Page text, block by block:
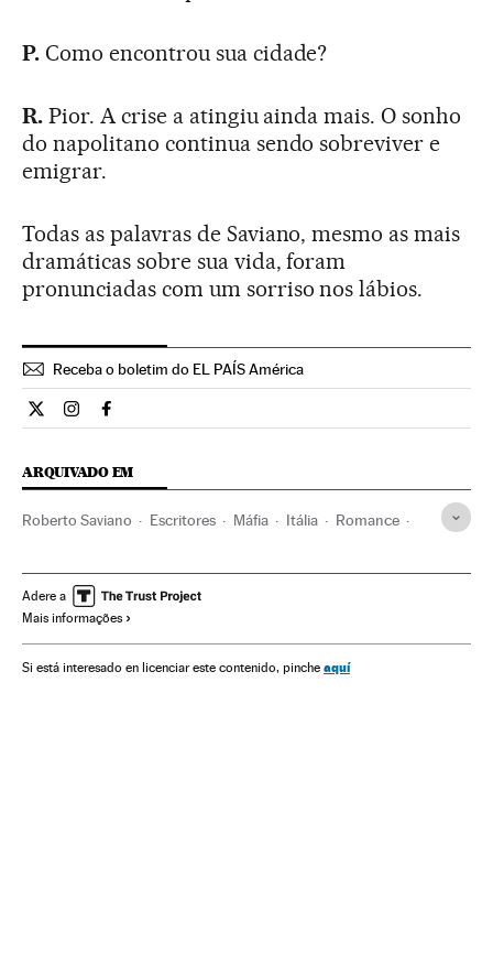
P. Como encontrou sua cidade?
R.Pior. A crise a atingiu ainda mais. O sonho
do napolitano continua sendo sobreviver e
emigrar.
Todas as palavras de Saviano, mesmo as mais
dramáticas sobre sua vida, foram
pronunciadas com um sorriso nos lábios.
Receba o boletim do EL PAÍS América
Cultura El País Brasil en Twitter
Cultura El País Brasil en Instagram
Cultura El País Brasil en Facebook
ARQUIVADO EM
Roberto Saviano Escritores Máfia Itália Romance
Europa Ocidental Europa
Adere a
Mais informações
Si está interesado en licenciar este contenido, pinche aquí